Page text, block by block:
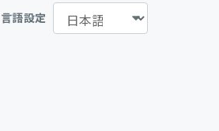
言語設定